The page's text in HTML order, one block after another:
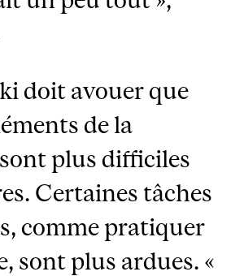
doit avouer que
de la
plus difficiles
Certaines tâches
comme pratiquer
sont plus ardues. «